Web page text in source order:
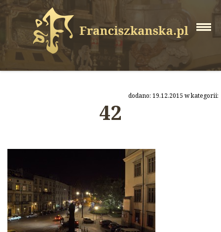
dodano: 19.12.2015 w kategorii:
42